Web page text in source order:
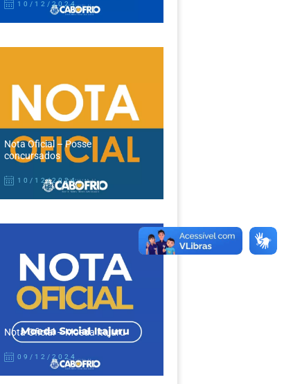
10/12/2024
Nota Oficial – Posse
concursados
10/12/2024
Nota Oficial – Moeda Itajuru
09/12/2024